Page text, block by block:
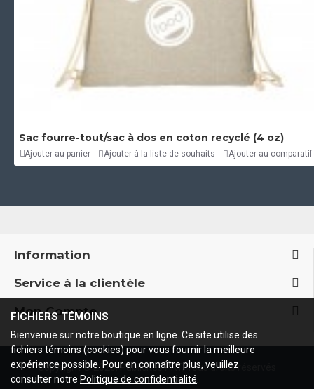
Sac fourre-tout/sac à dos en coton recyclé (4 oz)
Ajouter au panier Ajouter à la liste de souhaits Ajouter au comparatif
Information
Service à la clientèle
Mon Compte
Copyright ©2026, Publicités PRT, Tous droits réservés
FICHIERS TÉMOINS
Bienvenue sur notre boutique en ligne. Ce site utilise des
fichiers témoins (cookies) pour vous fournir la meilleure
expérience possible. Pour en connaître plus, veuillez
consulter notre Politique de confidentialité